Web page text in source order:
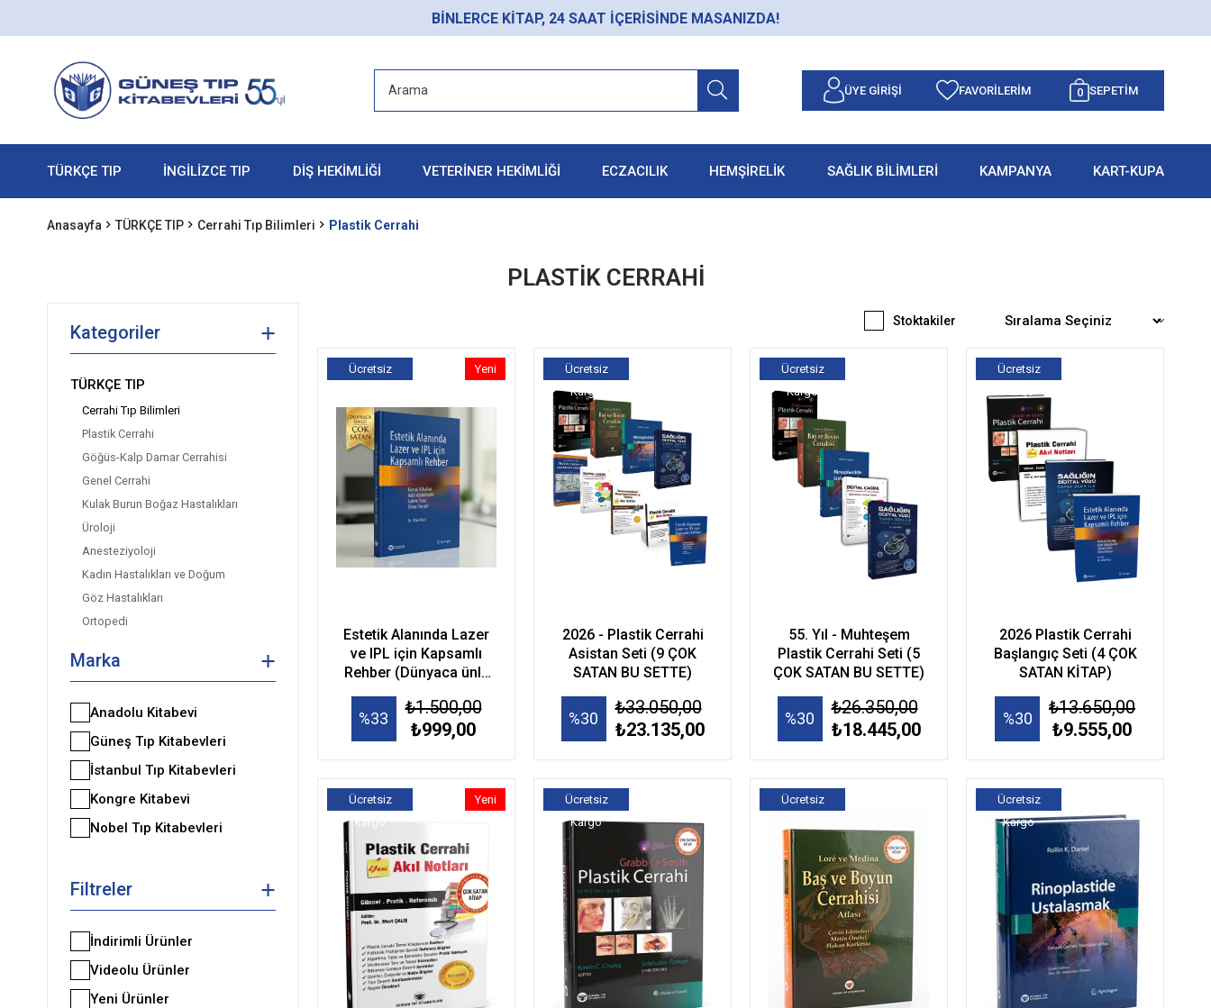
BİNLERCE KİTAP, 24 SAAT İÇERİSİNDE MASANIZDA!
ÜYE GIRIŞI FAVORILERIM SEPETIM
0
TÜRKÇE TIP İNGİLİZCE TIP DİŞ HEKİMLİĞİ VETERİNER HEKİMLİĞİ ECZACILIK HEMŞİRELİK SAĞLIK BİLİMLERİ KAMPANYA KART-KUPA
Anasayfa TÜRKÇE TIP Cerrahi Tıp Bilimleri Plastik Cerrahi
PLASTIK CERRAHI
Kategoriler
TÜRKÇE TIP
Cerrahi Tıp Bilimleri
Plastik Cerrahi
Göğüs-Kalp Damar Cerrahisi
Genel Cerrahi
Kulak Burun Boğaz Hastalıkları
Üroloji
Anesteziyoloji
Kadın Hastalıkları ve Doğum
Göz Hastalıkları
Ortopedi
Patoloji
Nöroşirurji
Marka
Anadolu Kitabevi
Güneş Tıp Kitabevleri
İstanbul Tıp Kitabevleri
Kongre Kitabevi
Nobel Tıp Kitabevleri
Filtreler
İndirimli Ürünler
Videolu Ürünler
Yeni Ürünler
Stoktakiler
Estetik Alanında Lazer
ve IPL için Kapsamlı
Rehber (Dünyaca ünlü
Türkçe)
%33
₺1.500,00
₺999,00
Ücretsiz
Yeni
2026 - Plastik Cerrahi
Asistan Seti (9 ÇOK
SATAN BU SETTE)
%30
₺33.050,00
₺23.135,00
Ücretsiz
Kargo
55. Yıl - Muhteşem
Plastik Cerrahi Seti (5
ÇOK SATAN BU SETTE)
%30
₺26.350,00
₺18.445,00
Ücretsiz
Kargo
2026 Plastik Cerrahi
Başlangıç Seti (4 ÇOK
SATAN KİTAP)
%30
₺13.650,00
₺9.555,00
Ücretsiz
Kargo
Ücretsiz
Kargo
Yeni
Ücretsiz
Kargo
Ücretsiz
Ücretsiz
Kargo